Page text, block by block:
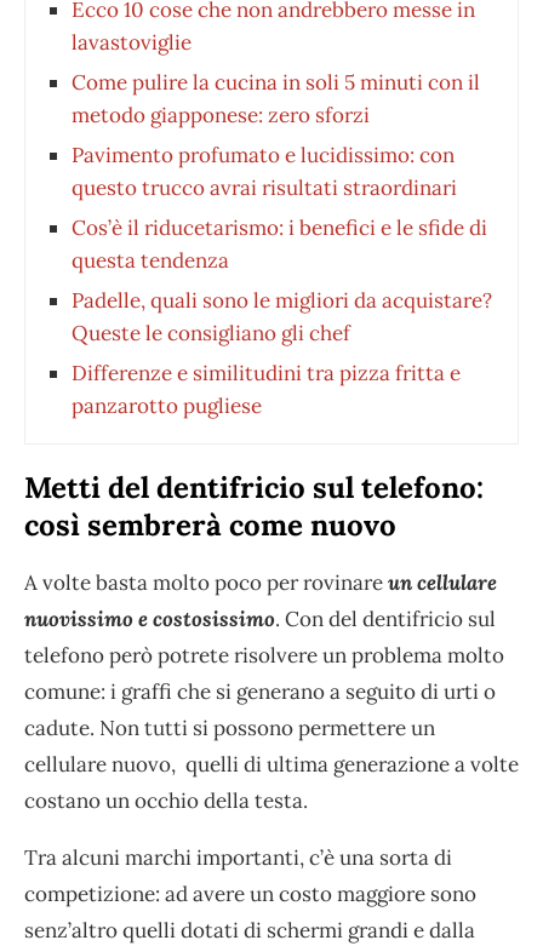
Ecco 10 cose che non andrebbero messe in
lavastoviglie
Come pulire la cucina in soli 5 minuti con il
metodo giapponese: zero sforzi
Pavimento profumato e lucidissimo: con
questo trucco avrai risultati straordinari
Cos’è il riducetarismo: i benefici e le sfide di
questa tendenza
Padelle, quali sono le migliori da acquistare?
Queste le consigliano gli chef
Differenze e similitudini tra pizza fritta e
panzarotto pugliese
Metti del dentifricio sul telefono:
così sembrerà come nuovo
A volte basta molto poco per rovinareun cellulare
nuovissimo e costosissimo. Con del dentifricio sul
telefono però potrete risolvere un problema molto
comune: i graffi che si generano a seguito di urti o
cadute. Non tutti si possono permettere un
cellulare nuovo, quelli di ultima generazione a volte
costano un occhio della testa.
Tra alcuni marchi importanti, c’è una sorta di
competizione: ad avere un costo maggiore sono
senz’altro quelli dotati di schermi grandi e dalla